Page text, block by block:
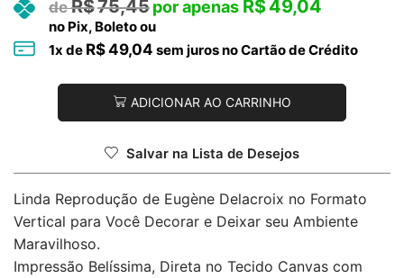
R$75,45 R$49,04
no Pix, Boleto ou
1x de R$49,04 sem juros no Cartão de Crédito
ADICIONAR AO CARRINHO
Salvar na Lista de Desejos
Linda Reprodução de Eugène Delacroix no Formato
Vertical para Você Decorar e Deixar seu Ambiente
Maravilhoso.
Impressão Belíssima, Direta no Tecido Canvas com